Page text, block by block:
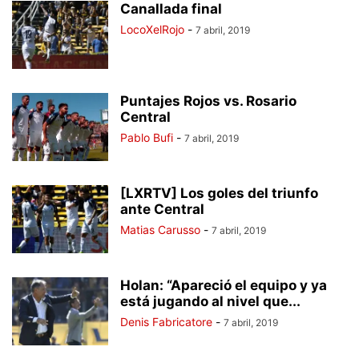
Canallada final
LocoXelRojo - 7 abril, 2019
Puntajes Rojos vs. Rosario
Central
Pablo Bufi - 7 abril, 2019
[LXRTV] Los goles del triunfo
ante Central
Matias Carusso - 7 abril, 2019
Holan: “Apareció el equipo y ya
está jugando al nivel que...
Denis Fabricatore - 7 abril, 2019